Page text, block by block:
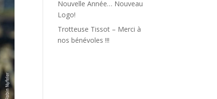
Nouvelle Année… Nouveau
Logo!
Trotteuse Tissot – Merci à
nos bénévoles !!!